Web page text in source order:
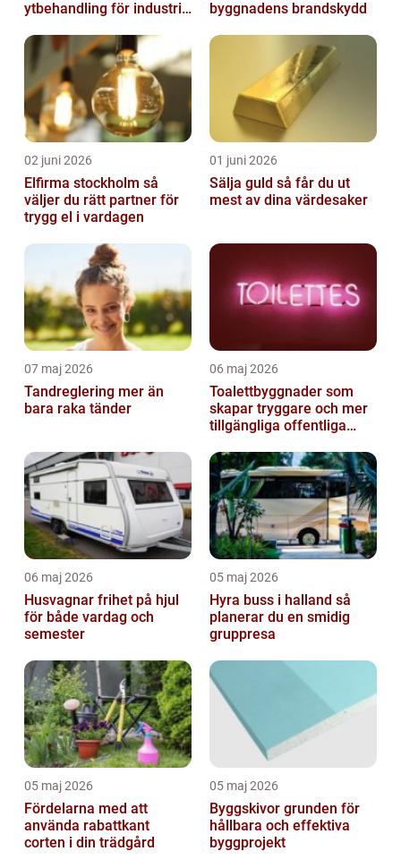
ytbehandling för industri
byggnadens brandskydd
02 juni 2026
Elfirma stockholm så
väljer du rätt partner för
trygg el i vardagen
01 juni 2026
Sälja guld så får du ut
mest av dina värdesaker
07 maj 2026
Tandreglering mer än
bara raka tänder
06 maj 2026
Toalettbyggnader som
skapar tryggare och mer
tillgängliga offentliga
06 maj 2026
Husvagnar frihet på hjul
för både vardag och
semester
05 maj 2026
Hyra buss i halland så
planerar du en smidig
gruppresa
05 maj 2026
Fördelarna med att
använda rabattkant
corten i din trädgård
05 maj 2026
Byggskivor grunden för
hållbara och effektiva
byggprojekt